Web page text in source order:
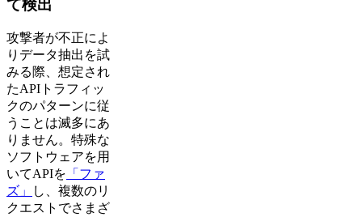
て検出
攻撃者が不正によ
りデータ抽出を試
みる際、想定され
たAPIトラフィッ
クのパターンに従
うことは滅多にあ
りません。特殊な
ソフトウェアを用
いてAPIを 「ファ
ズ」
し、複数のリ
クエストでさまざ